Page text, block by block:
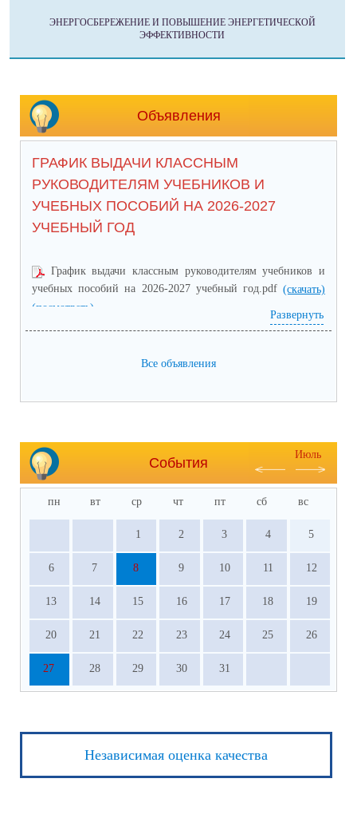
ЭНЕРГОСБЕРЕЖЕНИЕ И ПОВЫШЕНИЕ ЭНЕРГЕТИЧЕСКОЙ
ЭФФЕКТИВНОСТИ
Объявления
ГРАФИК ВЫДАЧИ КЛАССНЫМ
РУКОВОДИТЕЛЯМ УЧЕБНИКОВ И
УЧЕБНЫХ ПОСОБИЙ НА 2026-2027
УЧЕБНЫЙ ГОД
График выдачи классным руководителям учебников и
учебных пособий на 2026-2027 учебный год.pdf (скачать)
(посмотреть)
Развернуть
Все объявления
События
Июль
пн вт ср чт пт сб вс
1 2 3 4 5
6 7 8 9 10 11 12
13 14 15 16 17 18 19
20 21 22 23 24 25 26
27 28 29 30 31
Независимая оценка качества